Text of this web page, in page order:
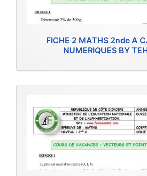
FICHE 2 MATHS 2nde A
NUMERIQUES BY